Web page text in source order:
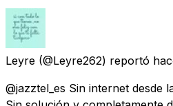
Leyre (@Leyre262) reportó
@jazztel_es Sin internet desde